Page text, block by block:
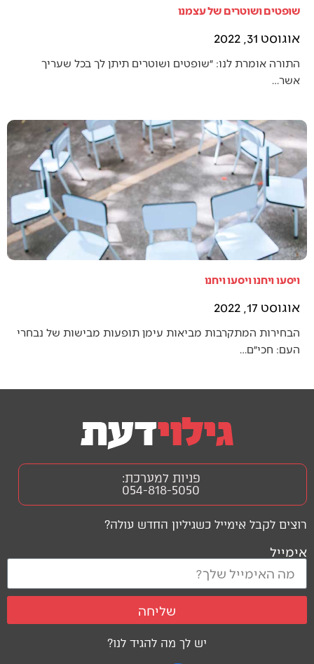
שופטים ושוטרים של עצמנו
אוגוסט 31, 2022
התורה אומרת לנו: ״שופטים ושוטרים תיתן לך בכל שעריך
אשר…
ויסעו ויחנו ויסעו ויחנו
אוגוסט 17, 2022
הבחירות המתקרבות מביאות עימן תופעות מבישות של נבחרי
העם: חכי״ם…
יש לך מה להגיד לנו?
רוצים לקבל אימייל כשגיליון החדש עולה?
אימייל
שליחה
פניות למערכת:
054-818-5050